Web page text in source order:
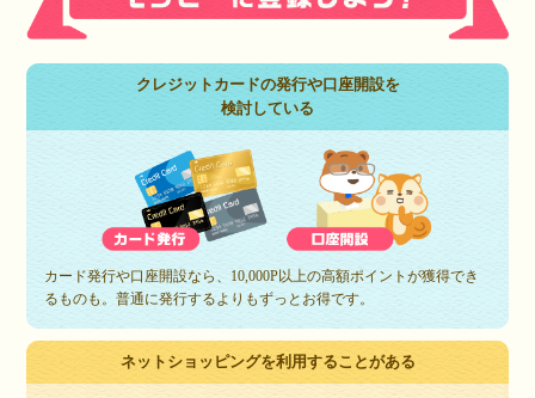
クレジットカードの発行や口座開設を
検討している
カード発行や口座開設なら、10,000P以上の高額ポイントが獲得でき
るものも。普通に発行するよりもずっとお得です。
ネットショッピングを利用することがある